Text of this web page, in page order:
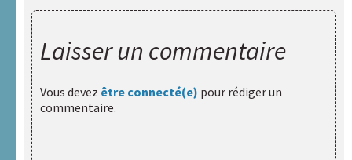
Handicaps
HAXY
Laisser un commentaire
Vous devez être connecté(e) pour rédiger un
commentaire.